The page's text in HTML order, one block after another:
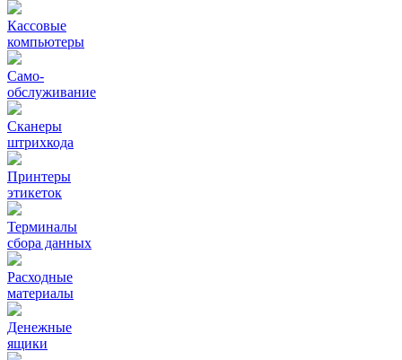
Кассовые
компьютеры
Само-
обслуживание
Сканеры
штрихкода
Принтеры
этикеток
Терминалы
сбора данных
Расходные
материалы
Денежные
ящики